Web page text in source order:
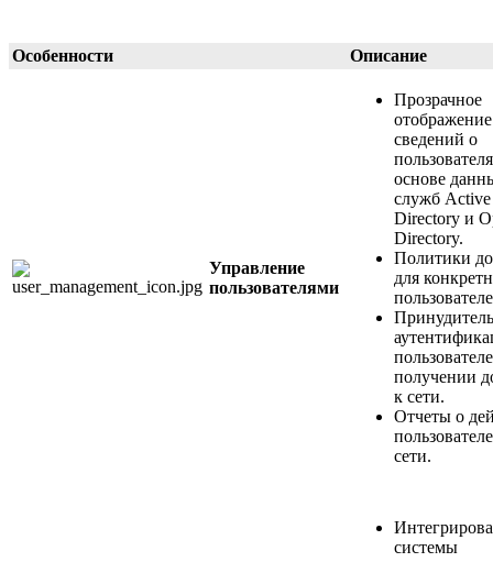
Особенности Описание
Управление
пользователями
Прозрачное
отображение
сведений о
основе
служб Active
Directory и
Directory.
Политики
для
получении
к сети.
Отчеты о
сети.
системы